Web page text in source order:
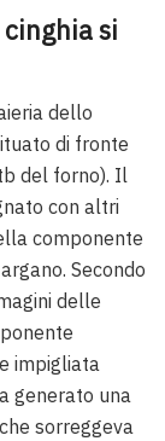
si
dello
di fronte
del forno). Il
con altri
componente
Secondo
delle
impigliata
generato una
sorreggeva